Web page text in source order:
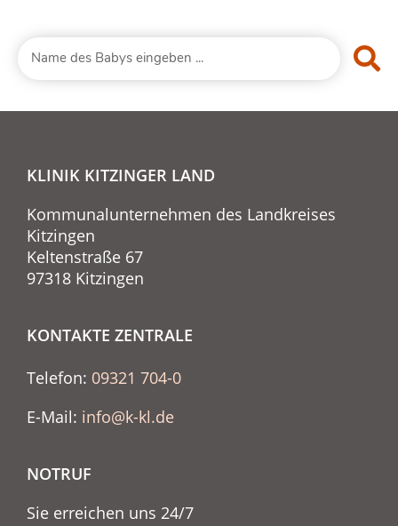
KLINIK KITZINGER LAND
Kommunalunternehmen des Landkreises
Kitzingen
Keltenstraße 67
97318 Kitzingen
KONTAKTE ZENTRALE
Telefon: 09321 704-0
E-Mail: info@k-kl.de
NOTRUF
Sie erreichen uns 24/7